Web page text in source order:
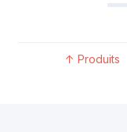
↑ Produits